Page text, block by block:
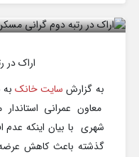
اراک در رتبه دوم
اراک در
به گزارش سایت خانکبه
معاون عمرانی
گذشته باعث کاهش